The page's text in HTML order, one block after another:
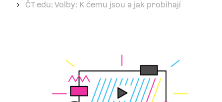
ČT edu: Volby: K čemu jsou a jak probíhají